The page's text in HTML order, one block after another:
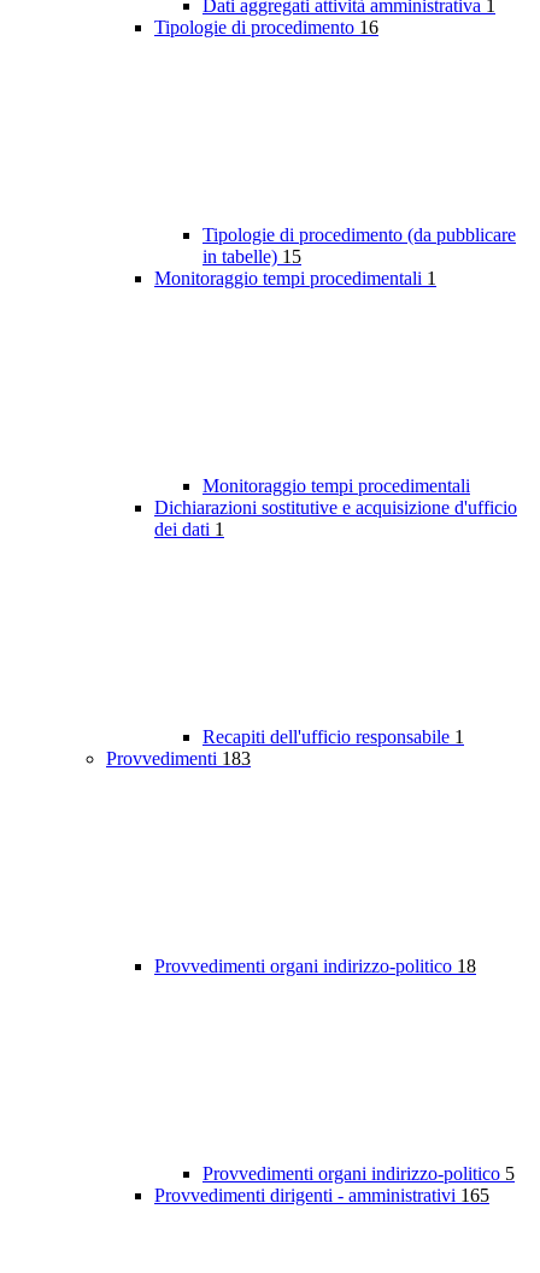
Dati aggregati attività amministrativa 1
Tipologie di procedimento 16
Tipologie di procedimento (da pubblicare
in tabelle) 15
Monitoraggio tempi procedimentali 1
Monitoraggio tempi procedimentali
Dichiarazioni sostitutive e acquisizione d'ufficio
dei dati 1
Recapiti dell'ufficio responsabile 1
Provvedimenti 183
Provvedimenti organi indirizzo-politico 18
Provvedimenti organi indirizzo-politico 5
Provvedimenti dirigenti - amministrativi 165